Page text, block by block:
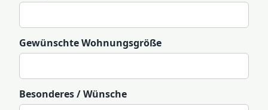
Gewünschte Wohnungsgröße
Besonderes / Wünsche